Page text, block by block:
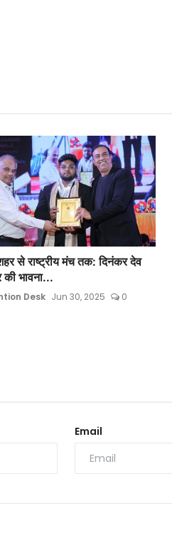
से राष्ट्रीय मंच तक: दिनंकर देव
की भावना...
Desk Jun 30, 2025 0
Email